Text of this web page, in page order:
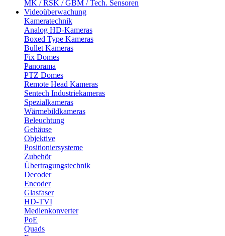
MK / RSK / GBM / Tech. Sensoren
Videoüberwachung
Kameratechnik
Analog HD-Kameras
Boxed Type Kameras
Bullet Kameras
Fix Domes
Panorama
PTZ Domes
Remote Head Kameras
Sentech Industriekameras
Spezialkameras
Wärmebildkameras
Beleuchtung
Gehäuse
Objektive
Positioniersysteme
Zubehör
Übertragungstechnik
Decoder
Encoder
Glasfaser
HD-TVI
Medienkonverter
PoE
Quads